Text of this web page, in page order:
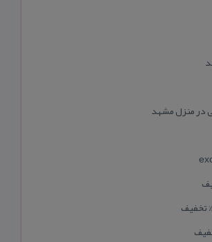
در منزل مشهد